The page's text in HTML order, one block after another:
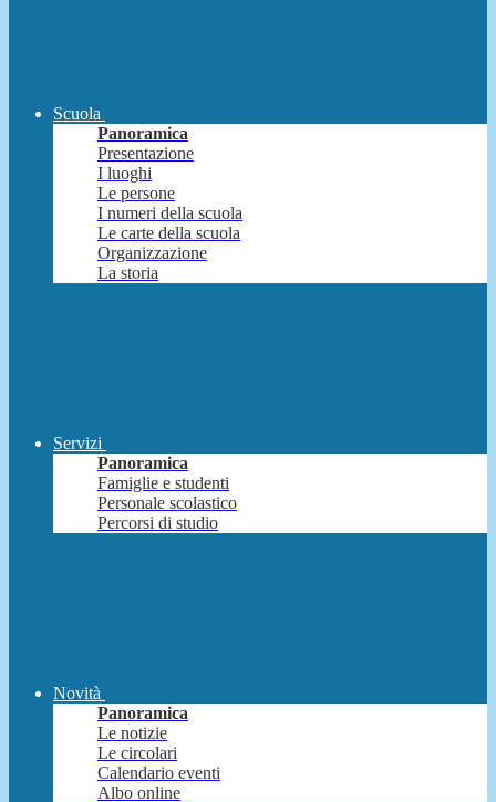
Scuola
Panoramica
Presentazione
I luoghi
Le persone
I numeri della scuola
Le carte della scuola
Organizzazione
La storia
Servizi
Panoramica
Famiglie e studenti
Personale scolastico
Percorsi di studio
Novità
Panoramica
Le notizie
Le circolari
Calendario eventi
Albo online